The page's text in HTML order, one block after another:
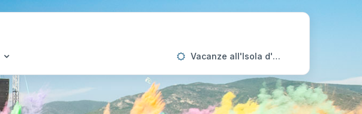
Vacanze all'Isola d'Elba